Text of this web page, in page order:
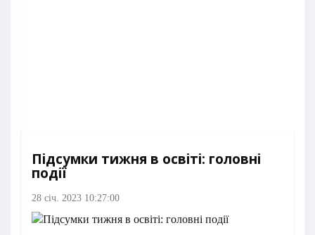
Підсумки тижня в освіті: головні
події
28 січ. 2023 10:27:00